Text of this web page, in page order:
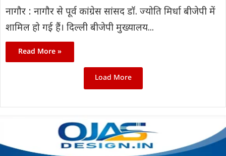
नागौर : नागौर से पूर्व कांग्रेस सांसद डॉ. ज्योति मिर्धा बीजेपी में
शामिल हो गई हैं। दिल्ली बीजेपी मुख्यालय...
Read More »
Load More